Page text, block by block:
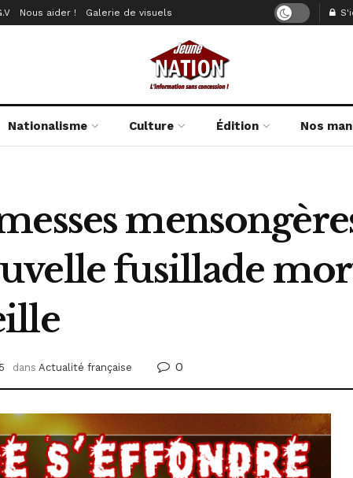
Nous aider ! Galerie de visuels
Nationalisme Culture Édition Nos
fusillade
dans Actualité française 0